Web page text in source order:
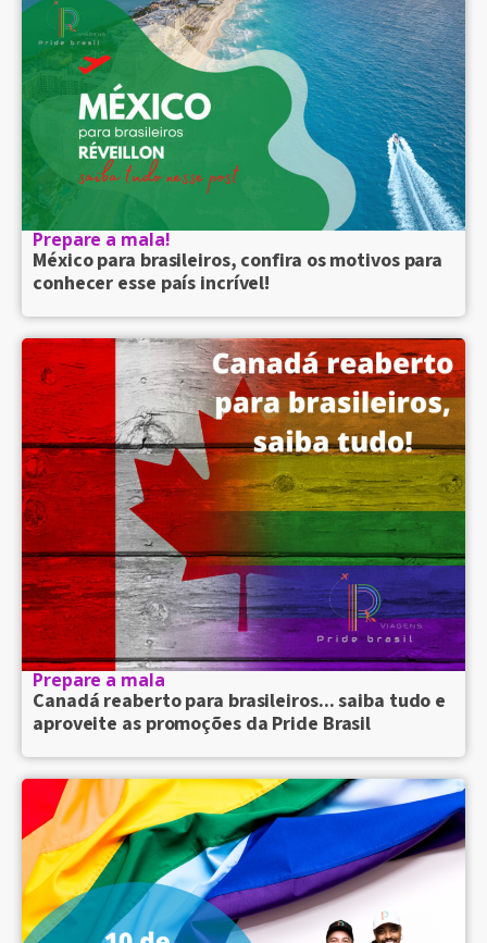
Prepare a mala!
México para brasileiros, confira os motivos para
conhecer esse país incrível!
Prepare a mala
Canadá reaberto para brasileiros... saiba tudo e
aproveite as promoções da Pride Brasil